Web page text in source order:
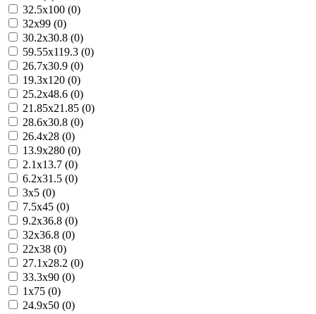
32.5x100 (0)
32x99 (0)
30.2x30.8 (0)
59.55x119.3 (0)
26.7x30.9 (0)
19.3x120 (0)
25.2x48.6 (0)
21.85x21.85 (0)
28.6x30.8 (0)
26.4x28 (0)
13.9x280 (0)
2.1x13.7 (0)
6.2x31.5 (0)
3x5 (0)
7.5x45 (0)
9.2x36.8 (0)
32x36.8 (0)
22x38 (0)
27.1x28.2 (0)
33.3x90 (0)
1x75 (0)
24.9x50 (0)